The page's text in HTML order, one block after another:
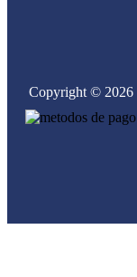
Copyright © 2026